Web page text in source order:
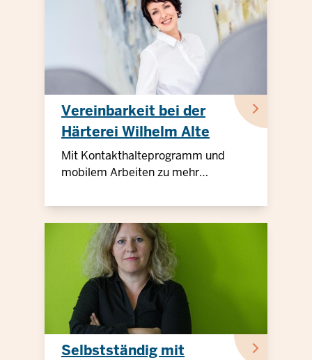
Vereinbarkeit bei der
Härterei Wilhelm Alte
Mit Kontakthalteprogramm und
mobilem Arbeiten zu mehr
Selbstständig mit